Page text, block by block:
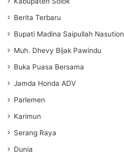
Berita Terbaru
Bupati Madina Saipullah Nasution
Muh. Dhevy Bijak Pawindu
Buka Puasa Bersama
Jamda Honda ADV
Parlemen
Karimun
Serang Raya
Dunia